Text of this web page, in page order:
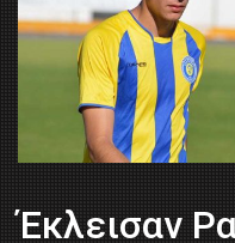
Έκλεισαν